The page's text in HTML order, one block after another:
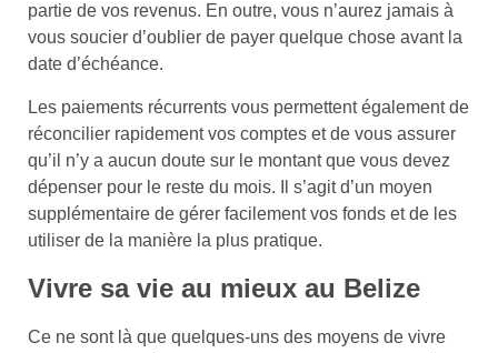
partie de vos revenus. En outre, vous n’aurez jamais à
vous soucier d’oublier de payer quelque chose avant la
date d’échéance.
Les paiements récurrents vous permettent également de
réconcilier rapidement vos comptes et de vous assurer
qu’il n’y a aucun doute sur le montant que vous devez
dépenser pour le reste du mois. Il s’agit d’un moyen
supplémentaire de gérer facilement vos fonds et de les
utiliser de la manière la plus pratique.
Vivre sa vie au mieux au Belize
Ce ne sont là que quelques-uns des moyens de vivre